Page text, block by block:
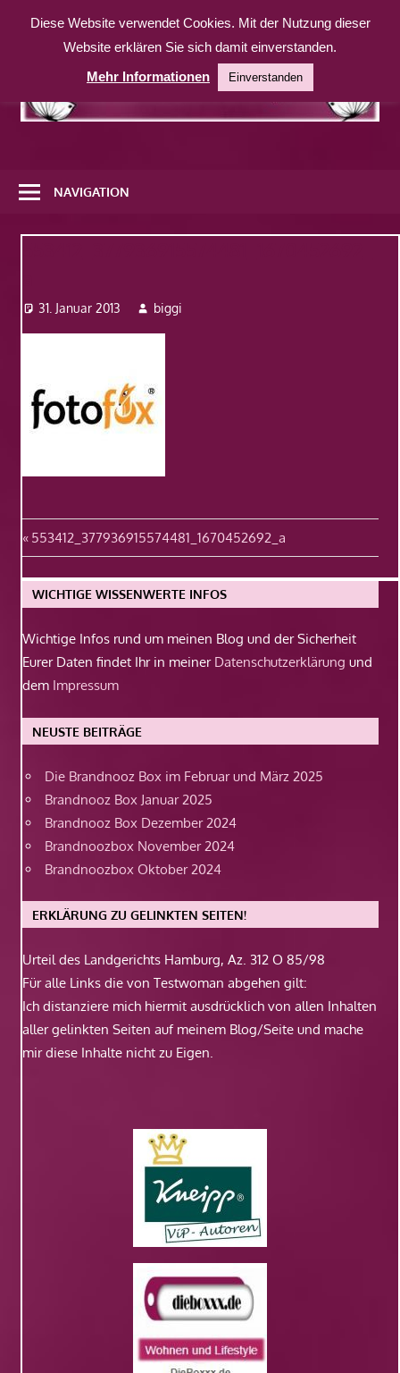
Inhalt
weitere
Website
NAVIGATION
31. Januar 2013 biggi
Beitragsnavigation
Vorheriger
Beitrag:
553412_377936915574481_1670452692_a
WICHTIGE WISSENWERTE INFOS
Wichtige Infos rund um meinen Blog und der Sicherheit
Eurer Daten findet Ihr in meiner Datenschutzerklärung und
dem Impressum
NEUSTE BEITRÄGE
Die Brandnooz Box im Februar und März 2025
Brandnooz Box Januar 2025
Brandnooz Box Dezember 2024
Brandnoozbox November 2024
Brandnoozbox Oktober 2024
ERKLÄRUNG ZU GELINKTEN SEITEN!
Urteil des Landgerichts Hamburg, Az. 312 O 85/98
Für alle Links die von Testwoman abgehen gilt:
Ich distanziere mich hiermit ausdrücklich von allen Inhalten
aller gelinkten Seiten auf meinem Blog/Seite und mache
mir diese Inhalte nicht zu Eigen.
Diese Website verwendet Cookies. Mit der Nutzung dieser
Website erklären Sie sich damit einverstanden.
Mehr Informationen
Einverstanden